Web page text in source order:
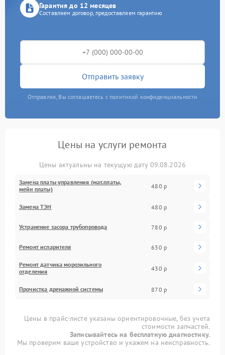
Гарантия до 12 месяцев
Составляем договор, предоставляем гарантию
Отправить заявку
Отправляя, Вы соглашаетесь с политикой конфиденциальности
Цены на услуги ремонта
Цены актуальны на текущую дату 09.08.2026
Замена платы управления (мат.платы,
мейн платы)
480 р
Замена ТЭН 480 р
Устранение засора трубопровода 780 р
Ремонт испарителя 630 р
Ремонт датчика морозильного
отделения
430 р
Прочистка дренажной системы 870 р
Цены в прайс-листе указаны ориентировочные, без учета
стоимости запчастей.
Записывайтесь на бесплатную диагностику.
Мы проверим ваше устройство и укажем на неисправность.